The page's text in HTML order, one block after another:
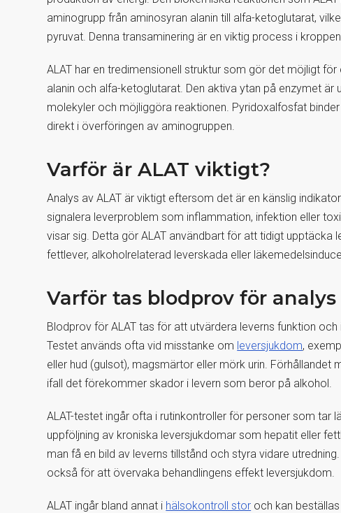
aminogrupp från aminosyran alanin till alfa-ketoglutarat,
pyruvat. Denna transaminering är en viktig process i
ALAT har en tredimensionell struktur som gör det möjligt
alanin och alfa-ketoglutarat. Den aktiva ytan på enzymet
molekyler och möjliggöra reaktionen. Pyridoxalfosfat
direkt i överföringen av aminogruppen.
Varför är ALAT viktigt?
Analys av ALAT är viktigt eftersom det är en känslig
signalera leverproblem som inflammation, infektion eller
visar sig. Detta gör ALAT användbart för att tidigt upptäcka
fettlever, alkoholrelaterad leverskada eller
Varför tas blodprov för analys
Blodprov för ALAT tas för att utvärdera leverns funktion
Testet används ofta vid misstanke om leversjukdom,
eller hud (gulsot), magsmärtor eller mörk urin. Förhållandet
ifall det förekommer skador i levern som beror på alkohol.
ALAT-testet ingår ofta i rutinkontroller för personer som tar
uppföljning av kroniska leversjukdomar som hepatit eller
man få en bild av leverns tillstånd och styra vidare
också för att övervaka behandlingens effekt leversjukdom.
ALAT ingår bland annat i hälsokontroll stor och kan